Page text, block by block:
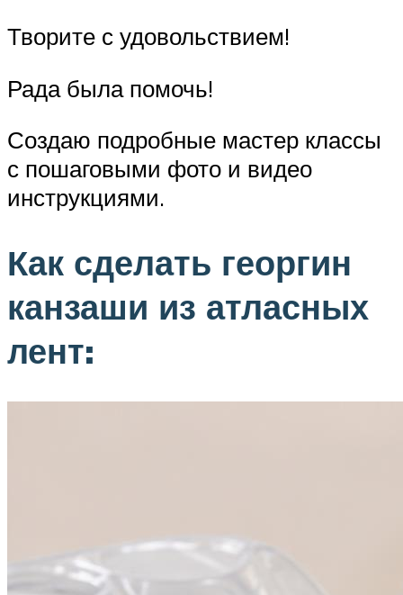
Творите с удовольствием!
Рада была помочь!
Создаю подробные мастер классы
с пошаговыми фото и видео
инструкциями.
Как сделать георгин
канзаши из атласных
лент: